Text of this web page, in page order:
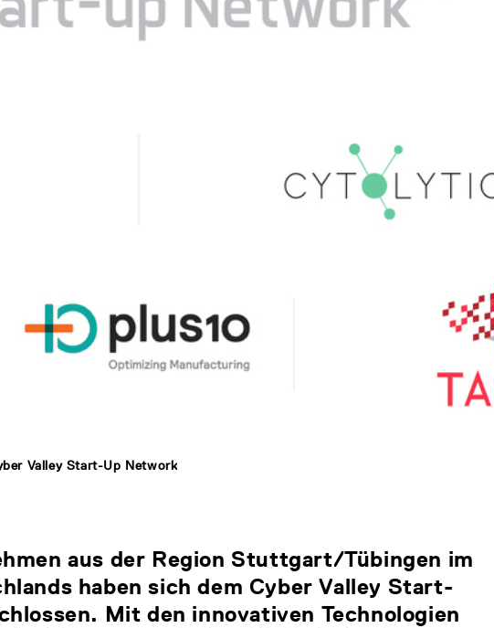
Valley Start-Up Network
aus der Region Stuttgart/Tübingen im
haben sich dem Cyber Valley Start-
Mit den innovativen Technologien